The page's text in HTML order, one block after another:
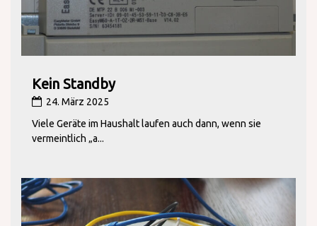
Kein Standby
24. März 2025
Viele Geräte im Haushalt laufen auch dann, wenn sie
vermeintlich „a...